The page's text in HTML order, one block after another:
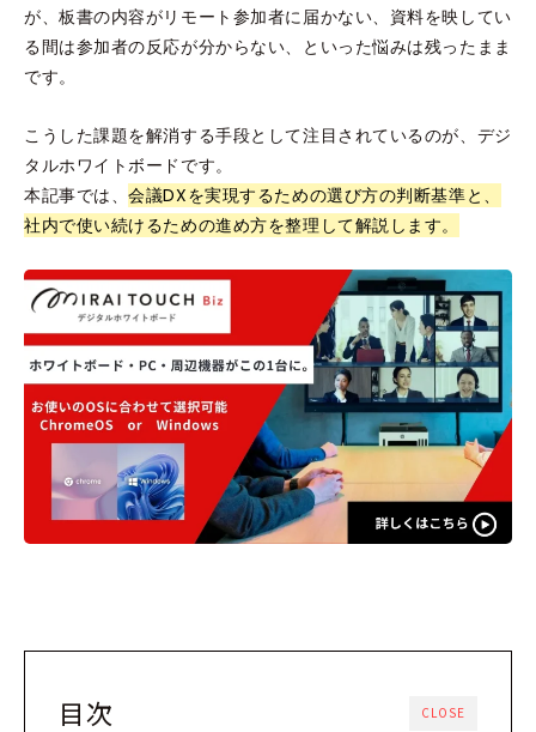
が、板書の内容がリモート参加者に届かない、資料を映してい
る間は参加者の反応が分からない、といった悩みは残ったまま
です。
こうした課題を解消する手段として注目されているのが、デジ
タルホワイトボードです。
本記事では、会議DXを実現するための選び方の判断基準と、
社内で使い続けるための進め方を整理して解説します。
CLOSE
目次